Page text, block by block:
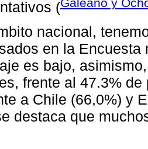
(
nacional,
en la
es bajo,
frente al 47.3%
a Chile (66,0%) y
destaca que